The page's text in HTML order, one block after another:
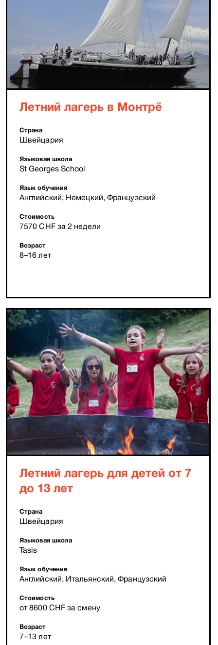
Летний лагерь в Монтрё
Страна
Швейцария
Языковая школа
St Georges School
Язык обучения
Английский, Немецкий, Французский
Стоимость
7570 CHF за 2 недели
Возраст
8–16 лет
Летний лагерь для детей от 7
до 13 лет
Страна
Швейцария
Языковая школа
Tasis
Язык обучения
Английский, Итальянский, Французский
Стоимость
от 8600 CHF за смену
Возраст
7–13 лет